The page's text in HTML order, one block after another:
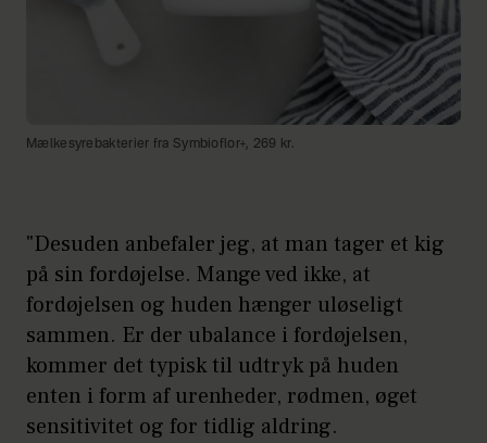
Mælkesyrebakterier fra Symbioflor+, 269 kr.
"Desuden anbefaler jeg, at man tager et kig
på sin fordøjelse. Mange ved ikke, at
fordøjelsen og huden hænger uløseligt
sammen. Er der ubalance i fordøjelsen,
kommer det typisk til udtryk på huden
enten i form af urenheder, rødmen, øget
sensitivitet og for tidlig aldring.